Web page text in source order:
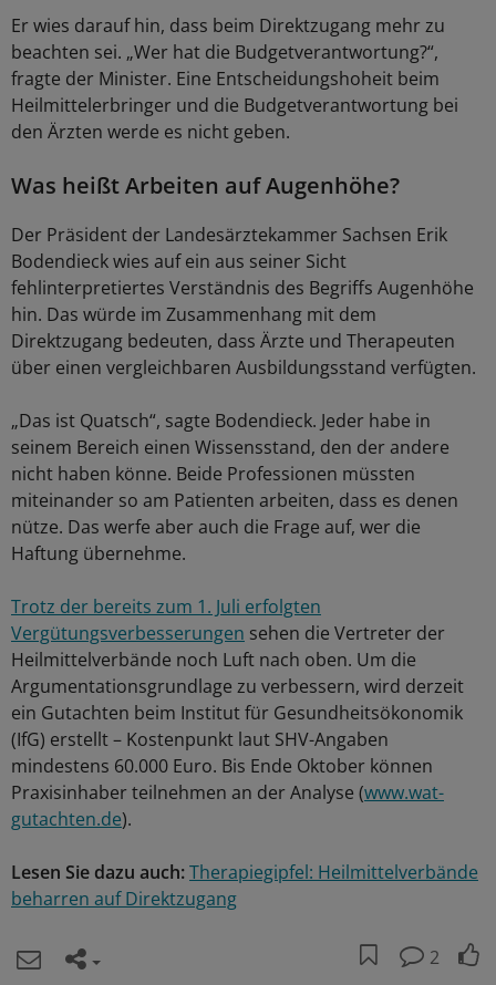
Er wies darauf hin, dass beim Direktzugang mehr zu
beachten sei. „Wer hat die Budgetverantwortung?“,
fragte der Minister. Eine Entscheidungshoheit beim
Heilmittelerbringer und die Budgetverantwortung bei
den Ärzten werde es nicht geben.
Was heißt Arbeiten auf Augenhöhe?
Der Präsident der Landesärztekammer Sachsen Erik
Bodendieck wies auf ein aus seiner Sicht
fehlinterpretiertes Verständnis des Begriffs Augenhöhe
hin. Das würde im Zusammenhang mit dem
Direktzugang bedeuten, dass Ärzte und Therapeuten
über einen vergleichbaren Ausbildungsstand verfügten.
„Das ist Quatsch“, sagte Bodendieck. Jeder habe in
seinem Bereich einen Wissensstand, den der andere
nicht haben könne. Beide Professionen müssten
miteinander so am Patienten arbeiten, dass es denen
nütze. Das werfe aber auch die Frage auf, wer die
Haftung übernehme.
Trotz der bereits zum 1. Juli erfolgten
Vergütungsverbesserungen sehen die Vertreter der
Heilmittelverbände noch Luft nach oben. Um die
Argumentationsgrundlage zu verbessern, wird derzeit
ein Gutachten beim Institut für Gesundheitsökonomik
(IfG) erstellt – Kostenpunkt laut SHV-Angaben
mindestens 60.000 Euro. Bis Ende Oktober können
Praxisinhaber teilnehmen an der Analyse (www.wat-
gutachten.de).
Lesen Sie dazu auch:Therapiegipfel: Heilmittelverbände
beharren auf Direktzugang
2